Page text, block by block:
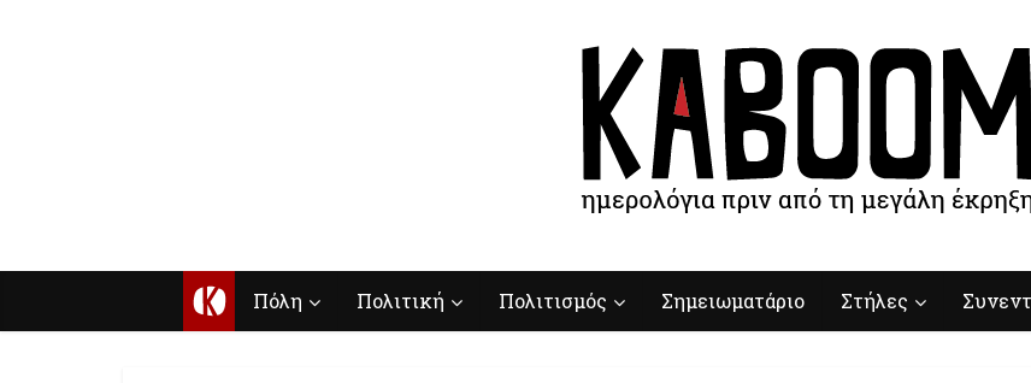
Κ Πόλη Πολιτική Πολιτισμός Σημειωματάριο Στήλες